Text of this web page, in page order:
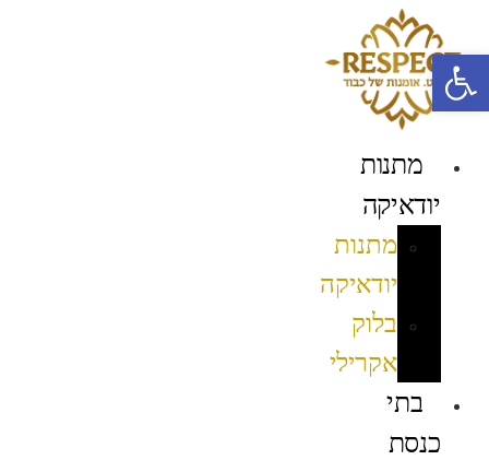
מתנות
יודאיקה
מתנות
יודאיקה
בלוק
אקרילי
בתי
כנסת
פתח סרגל נגישות